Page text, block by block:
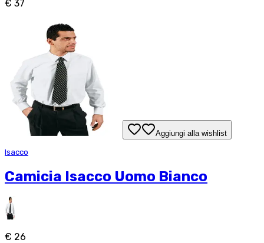
€ 37
Aggiungi alla wishlist
Isacco
Camicia Isacco Uomo Bianco
€ 26